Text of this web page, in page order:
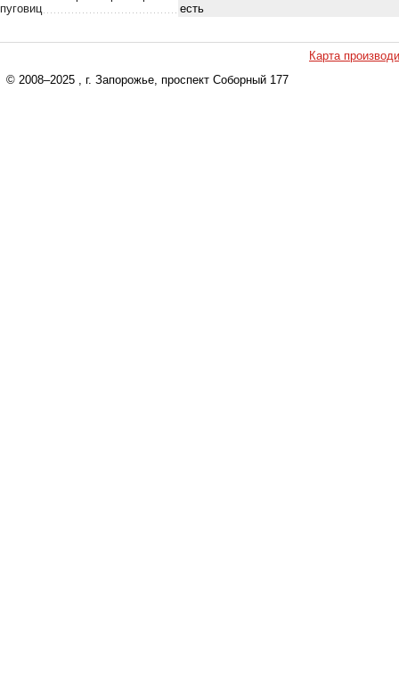
пуговиц
есть
Карта
© 2008–2025 , г. Запорожье, проспект Соборный 177